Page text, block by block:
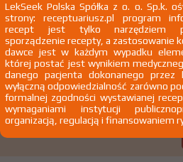
Sunitinibum
kaps. twarde 25 mg 28 szt. Doustnie
1)Chemioterapia
Pokaż wskazania z
Wskazania pozarejestracyjne: C.88.a.;
LekSeek Polska Spółka z o. o. Sp.k.
strony: receptuariusz.pl program
recept jest tylko narzędziem
sporządzenie recepty, a zastosowanie
dawce jest w każdym wypadku
której postać jest wynikiem
danego pacjenta dokonanego przez
wyłączną odpowiedzialność zarówno
formalnej zgodności wystawianej
wymaganiami instytucji
organizacją, regulacją i finansowaniem